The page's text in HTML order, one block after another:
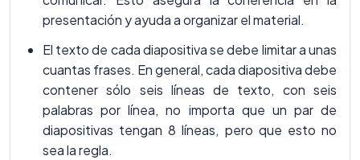
presentación y ayuda a organizar el material.
El texto de cada diapositiva se debe limitar a unas
cuantas frases. En general, cada diapositiva debe
contener sólo seis líneas de texto, con seis
palabras por línea, no importa que un par de
diapositivas tengan 8 líneas, pero que esto no
sea la regla.